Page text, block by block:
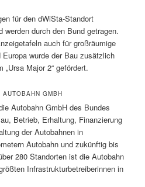
für den dWiSta-Standort
werden durch den Bund getragen.
auch für großräumige
wurde der Bau zusätzlich
Major 2“ gefördert.
AUTOBAHN GMBH
Autobahn GmbH des Bundes
Betrieb, Erhaltung, Finanzierung
der Autobahnen in
Autobahn und zukünftig bis
280 Standorten ist die Autobahn
Infrastrukturbetreiberinnen in